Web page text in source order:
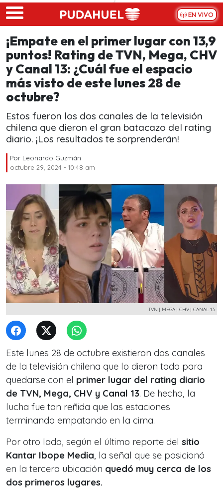
Skip to main content
EN VIVO
¡Empate en el primer lugar con 13,9
puntos! Rating de TVN, Mega, CHV
y Canal 13: ¿Cuál fue el espacio
más visto de este lunes 28 de
octubre?
Estos fueron los dos canales de la televisión
chilena que dieron el gran batacazo del rating
diario. ¡Los resultados te sorprenderán!
Por Leonardo Guzmán
octubre 29, 2024 - 10:48 am
TVN | MEGA | CHV | CANAL 13
Este lunes 28 de octubre existieron dos canales
de la televisión chilena que lo dieron todo para
quedarse con el primer lugar del rating diario
de TVN, Mega, CHV y Canal 13. De hecho, la
lucha fue tan reñida que las estaciones
terminando empatando en la cima.
Por otro lado, según el último reporte del sitio
Kantar Ibope Media, la señal que se posicionó
en la tercera ubicación quedó muy cerca de los
dos primeros lugares.